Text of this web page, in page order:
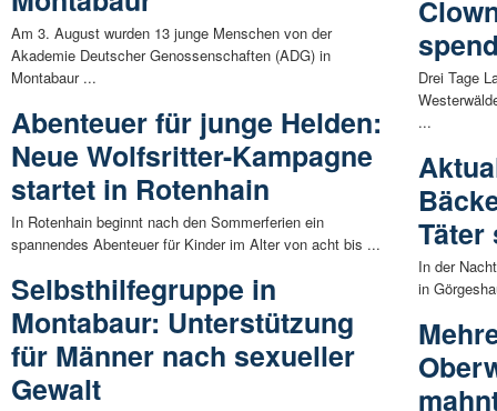
Am 3. August wurden 13 junge Menschen von der
Akademie Deutscher Genossenschaften (ADG) in
Montabaur ...
Abenteuer für junge Helden:
Neue Wolfsritter-Kampagne
startet in Rotenhain
In Rotenhain beginnt nach den Sommerferien ein
spannendes Abenteuer für Kinder im Alter von acht bis ...
Selbsthilfegruppe in
Montabaur: Unterstützung
für Männer nach sexueller
Gewalt
Drei Tage
...
Täter
In der
in